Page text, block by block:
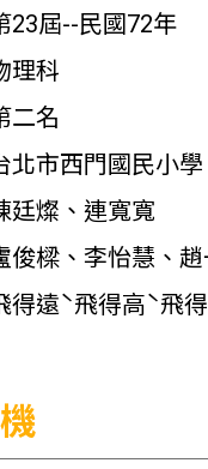
23屆--民國72年
理科
二名
北市西門國民小學
廷燦、連寬寬
俊樑、李怡慧、
得遠ˋ飛得高ˋ飛